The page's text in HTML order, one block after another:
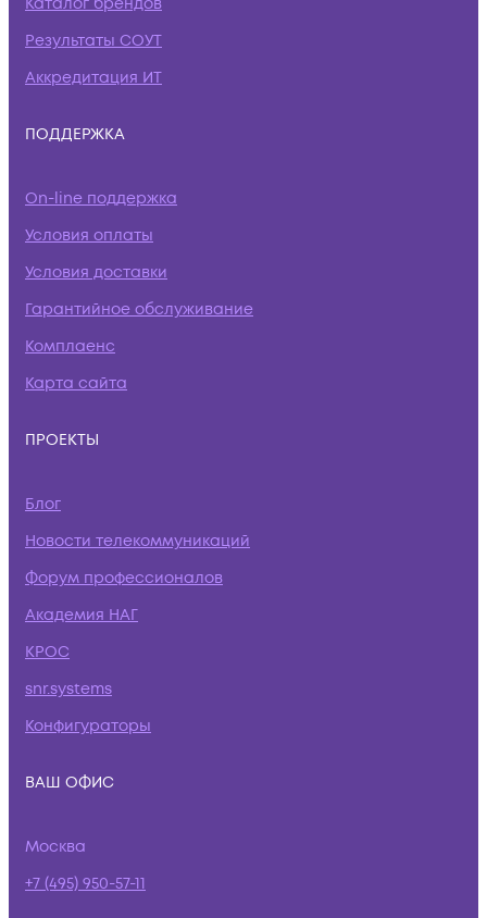
Результаты СОУТ
Аккредитация ИТ
ПОДДЕРЖКА
On-line поддержка
Условия оплаты
Условия доставки
Гарантийное обслуживание
Комплаенс
Карта сайта
ПРОЕКТЫ
Блог
Новости телекоммуникаций
Форум профессионалов
Академия НАГ
КРОС
snr.systems
Конфигураторы
ВАШ ОФИС
Москва
+7 (495) 950-57-11